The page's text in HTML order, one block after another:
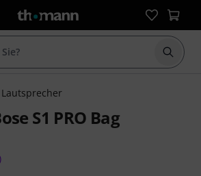
Suche
S1 PRO Bag
5 Sternen aus 158 Kundenbewertungen
)